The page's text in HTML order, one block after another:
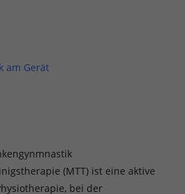
am Gerät
(MTT) ist eine aktive
bei der